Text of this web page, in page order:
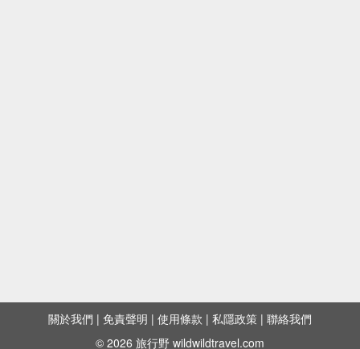
關於我們 | 免責聲明 | 使用條款 | 私隱政策 | 聯絡我們
© 2026 旅行野 wildwildtravel.com